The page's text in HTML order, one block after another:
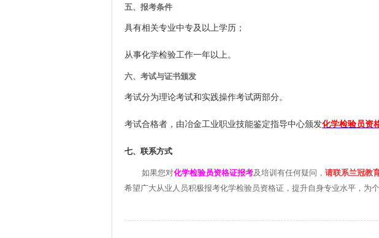
五、报考条件
具有相关专业中专及以上学历；
从事化学检验工作一年以上。
六、考试与证书颁发
考试分为理论考试和实践操作考试两部分。
考试合格者，由冶金工业职业技能鉴定指导中心颁发化学检验员资
七、联系方式
如果您对化学检验员资格证报考及培训有任何疑问， 请联系兰冠教
希望广大从业人员积极报考化学检验员资格证，提升自身专业水平，为